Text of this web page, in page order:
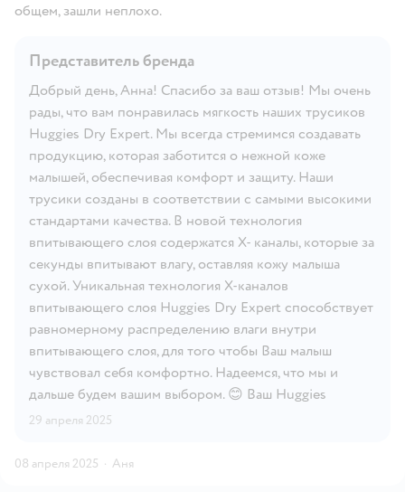
общем, зашли неплохо.
Представитель бренда
Добрый день, Анна! Спасибо за ваш отзыв! Мы очень
рады, что вам понравилась мягкость наших трусиков
Huggies Dry Expert. Мы всегда стремимся создавать
продукцию, которая заботится о нежной коже
малышей, обеспечивая комфорт и защиту. Наши
трусики созданы в соответствии с самыми высокими
стандартами качества. В новой технология
впитывающего слоя содержатся X- каналы, которые за
секунды впитывают влагу, оставляя кожу малыша
сухой. Уникальная технология X-каналов
впитывающего слоя Huggies Dry Expert способствует
равномерному распределению влаги внутри
впитывающего слоя, для того чтобы Ваш малыш
чувствовал себя комфортно. Надеемся, что мы и
дальше будем вашим выбором. 😊 Ваш Huggies
29 апреля 2025
08 апреля 2025 · Аня